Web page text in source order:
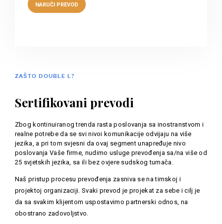
ZAŠTO DOUBLE L?
Sertifikovani prevodi
Zbog kontinuiranog trenda rasta poslovanja sa inostranstvom i
realne potrebe da se svi nivoi komunikacije odvijaju na više
jezika, a pri tom svjesni da ovaj segment unapređuje nivo
poslovanja Vaše firme, nudimo usluge prevođenja sa/na više od
25 svjetskih jezika, sa ili bez ovjere sudskog tumača.
Naš pristup procesu prevođenja zasniva se na timskoj i
projektoj organizaciji. Svaki prevod je projekat za sebe i cilj je
da sa svakim klijentom uspostavimo partnerski odnos, na
obostrano zadovoljstvo.